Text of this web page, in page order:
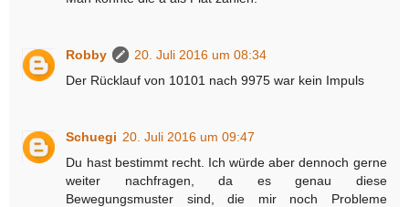
Robby
20. Juli 2016 um 08:34
Der Rücklauf von 10101 nach 9975 war kein Impuls
Schuegi 20. Juli 2016 um 09:47
Du hast bestimmt recht. Ich würde aber dennoch gerne
weiter nachfragen, da es genau diese
Bewegungsmuster sind, die mir noch Probleme